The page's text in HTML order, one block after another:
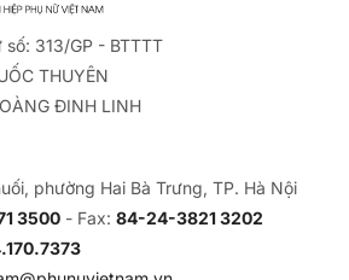
313/GP - BTTTT
THUYÊN
ĐINH LINH
phường Hai Bà Trưng, TP. Hà Nội
3500 - Fax: 84-24-3821 3202